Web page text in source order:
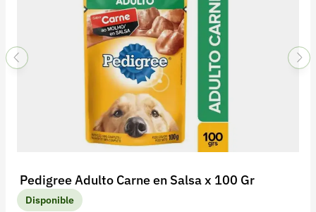
Pedigree Adulto Carne en Salsa x 100 Gr
Disponible
Términos y condiciones
Política de devoluciones
Política de privacidad
Recuperar contraseña
Contacto